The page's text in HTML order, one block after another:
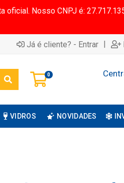
oficial. Nosso CNPJ é:
Já é cliente? - Entrar |
0
VIDROS NOVIDADES